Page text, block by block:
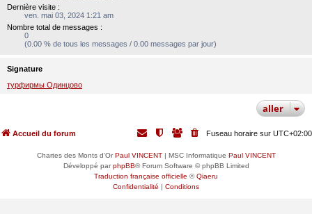
Dernière visite :
ven. mai 03, 2024 1:21 am
Nombre total de messages :
0
(0.00 % de tous les messages / 0.00 messages par jour)
Signature
турфирмы Одинцово
aller
Accueil du forum Fuseau horaire sur UTC+02:00
Chartes des Monts d'OrPaul VINCENT| MSC Informatique Paul VINCENT
Développé parphpBB® Forum Software © phpBB Limited
Traduction française officielle ©Qiaeru
Confidentialité | Conditions